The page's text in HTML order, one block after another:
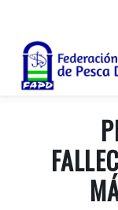
contenido
principal